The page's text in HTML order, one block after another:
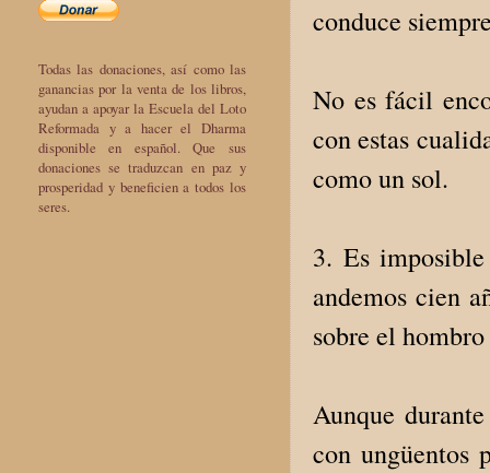
conduce
No es fácil
con estas
como un sol.
3. Es
andemos cien
sobre el
Aunque
con ungüentos
Todas las donaciones, así como las
ganancias por la venta de los libros,
ayudan a apoyar la Escuela del Loto
Reformada y a hacer el Dharma
disponible en español. Que sus
donaciones se traduzcan en paz y
prosperidad y beneficien a todos los
seres.